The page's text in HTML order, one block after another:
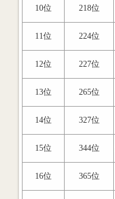
10位 218位
11位 224位
12位 227位
13位 265位
14位 327位
15位 344位
16位 365位